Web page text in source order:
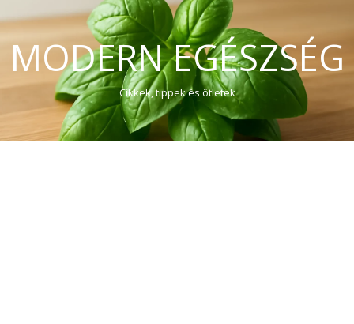
MODERN EGÉSZSÉG
Cikkek, tippek és ötletek